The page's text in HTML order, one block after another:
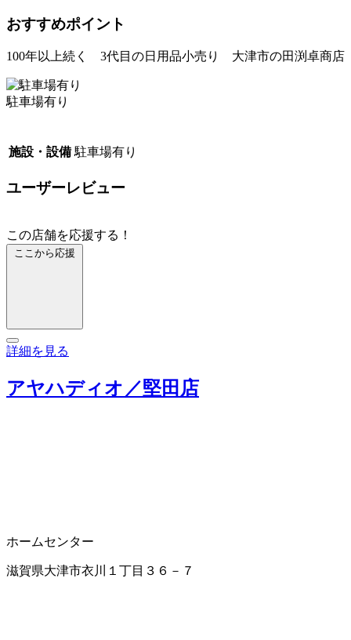
おすすめポイント
100年以上続く 3代目の日用品小売り 大津市の田渕卓商店
駐車場有り
施設・設備 駐車場有り
ユーザーレビュー
この店舗を応援する！
ここから応援
詳細を見る
アヤハディオ／堅田店
ホームセンター
滋賀県大津市衣川１丁目３６－７